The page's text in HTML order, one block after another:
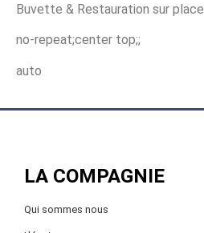
Buvette & Restauration sur place
no-repeat;center top;;
auto
LA COMPAGNIE
Qui sommes nous